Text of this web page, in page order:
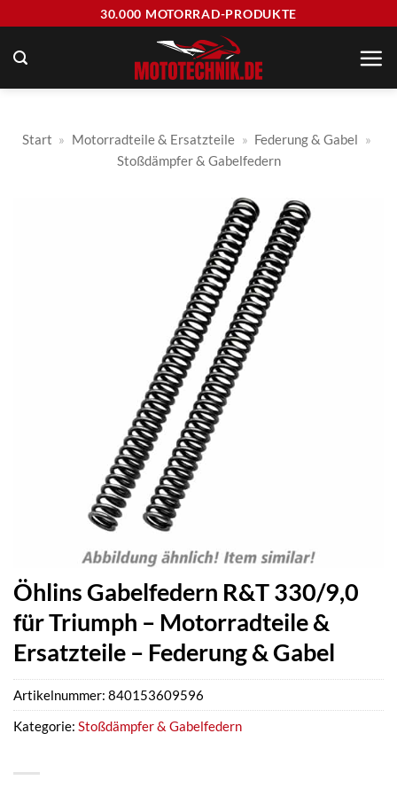
springen
30.000 MOTORRAD-PRODUKTE
Start » Motorradteile & Ersatzteile » Federung & Gabel »
Stoßdämpfer & Gabelfedern
Öhlins Gabelfedern R&T 330/9,0
für Triumph – Motorradteile &
Ersatzteile – Federung & Gabel
Artikelnummer: 840153609596
Kategorie: Stoßdämpfer & Gabelfedern